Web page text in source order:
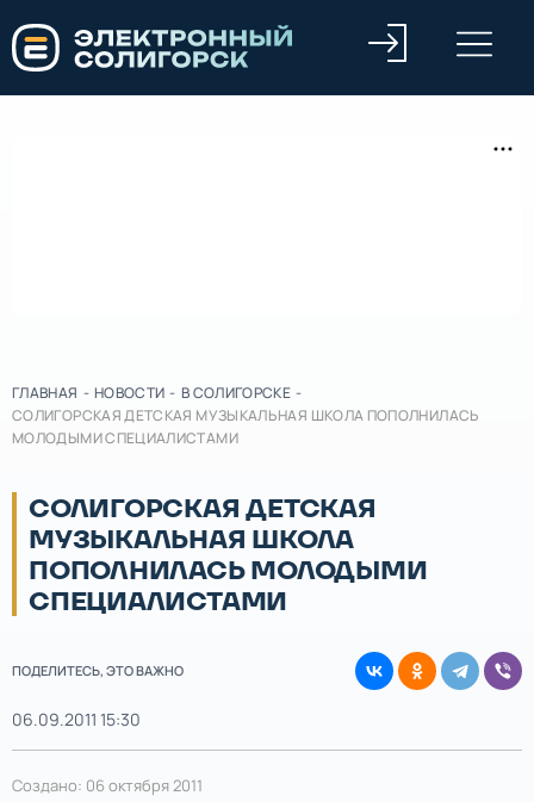
ГЛАВНАЯ - НОВОСТИ - В СОЛИГОРСКЕ -
СОЛИГОРСКАЯ ДЕТСКАЯ МУЗЫКАЛЬНАЯ ШКОЛА ПОПОЛНИЛАСЬ
МОЛОДЫМИ СПЕЦИАЛИСТАМИ
СОЛИГОРСКАЯ ДЕТСКАЯ
МУЗЫКАЛЬНАЯ ШКОЛА
ПОПОЛНИЛАСЬ МОЛОДЫМИ
СПЕЦИАЛИСТАМИ
ПОДЕЛИТЕСЬ, ЭТО ВАЖНО
06.09.2011 15:30
Создано: 06 октября 2011